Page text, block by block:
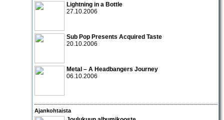
Lightning in a Bottle
27.10.2006
Sub Pop Presents Acquired Taste
20.10.2006
Metal – A Headbangers Journey
06.10.2006
Ajankohtaista